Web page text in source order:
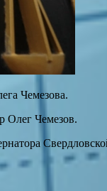
Чемезова.
Олег Чемезов.